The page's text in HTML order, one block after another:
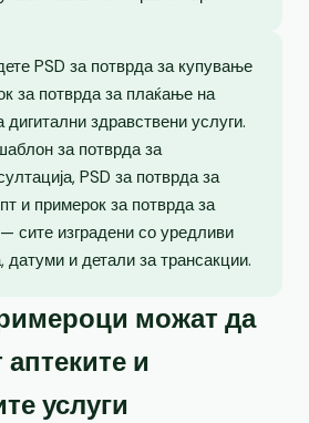
PSD за потврда за купување
за потврда за плаќање на
дигитални здравствени услуги.
за потврда за
PSD за потврда за
и примерок за потврда за
сите изградени со уредливи
и детали за трансакции.
можат да
и
услуги